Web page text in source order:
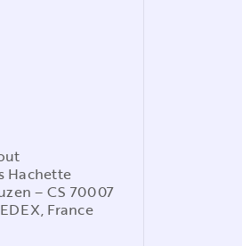
Hachette
– CS 70007
France